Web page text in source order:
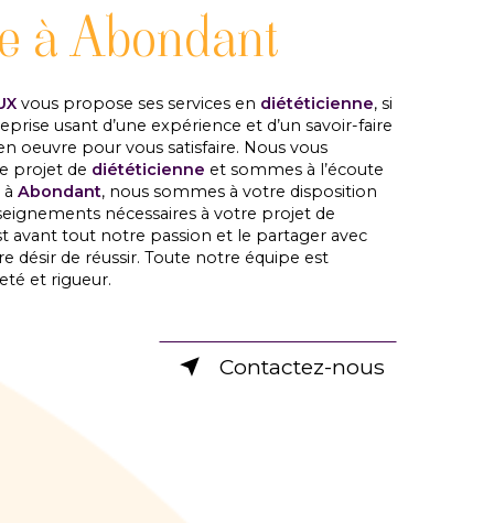
à Abondant
vous propose ses services en diététicienne, si
usant d’une expérience et d’un savoir-faire
oeuvre pour vous satisfaire. Nous vous
projet de diététicienne et sommes à l’écoute
Abondant, nous sommes à votre disposition
nécessaires à votre projet de
avant tout notre passion et le partager avec
désir de réussir. Toute notre équipe est
et rigueur.
Contactez-nous